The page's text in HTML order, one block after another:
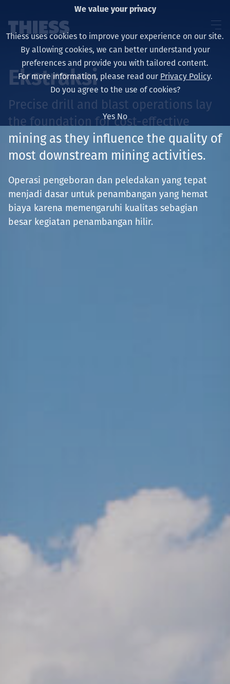
About us
Sustainability
Layanan
Ekstraksi
Precise drill and blast operations lay
the foundation for cost-effective
mining as they influence the quality of
most downstream mining activities.
Operasi pengeboran dan peledakan yang tepat
menjadi dasar untuk penambangan yang hemat
biaya karena memengaruhi kualitas sebagian
besar kegiatan penambangan hilir.
We value your privacy
Thiess uses cookies to improve your experience on our site.
By allowing cookies, we can better understand your
preferences and provide you with tailored content.
For more information, please read our Privacy Policy.
Do you agree to the use of cookies?
Yes No